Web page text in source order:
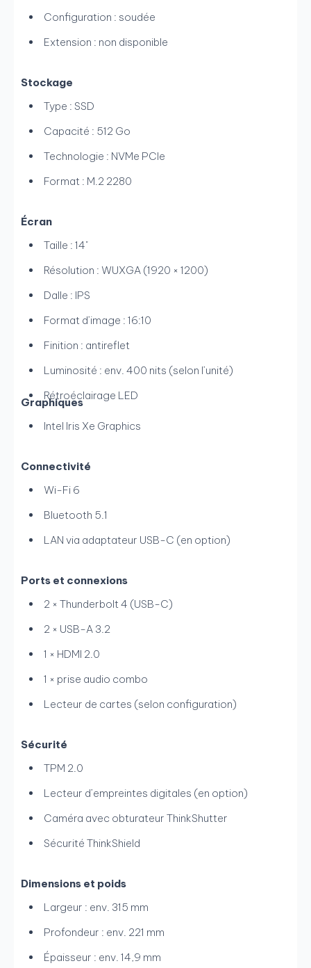
Configuration : soudée
Extension : non disponible
Stockage
Type : SSD
Capacité : 512 Go
Technologie : NVMe PCIe
Format : M.2 2280
Écran
Taille : 14"
Résolution : WUXGA (1920 × 1200)
Dalle : IPS
Format d’image : 16:10
Finition : antireflet
Luminosité : env. 400 nits (selon l’unité)
Rétroéclairage LED
Graphiques
Intel Iris Xe Graphics
Connectivité
Wi-Fi 6
Bluetooth 5.1
LAN via adaptateur USB-C (en option)
Ports et connexions
2 × Thunderbolt 4 (USB-C)
2 × USB-A 3.2
1 × HDMI 2.0
1 × prise audio combo
Lecteur de cartes (selon configuration)
Sécurité
TPM 2.0
Lecteur d’empreintes digitales (en option)
Caméra avec obturateur ThinkShutter
Sécurité ThinkShield
Dimensions et poids
Largeur : env. 315 mm
Profondeur : env. 221 mm
Épaisseur : env. 14,9 mm